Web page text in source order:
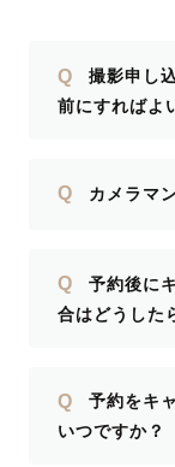
Q
撮影申し
前にすればよ
Q カメラマ
Q
予約後に
合はどうした
Q
予約をキ
いつですか？